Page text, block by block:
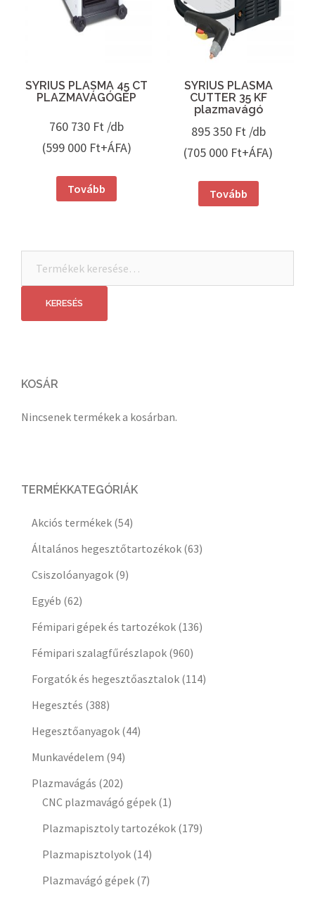
SYRIUS PLASMA 45 CT
PLAZMAVÁGÓGÉP
760 730 Ft /db
(599 000 Ft+ÁFA)
Tovább
SYRIUS PLASMA
CUTTER 35 KF
plazmavágó
895 350 Ft /db
(705 000 Ft+ÁFA)
Tovább
következőre:
KERESÉS
KOSÁR
Nincsenek termékek a kosárban.
TERMÉKKATEGÓRIÁK
Akciós termékek (54)
Általános hegesztőtartozékok (63)
Csiszolóanyagok (9)
Egyéb (62)
Fémipari gépek és tartozékok (136)
Fémipari szalagfűrészlapok (960)
Forgatók és hegesztőasztalok (114)
Hegesztés (388)
Hegesztőanyagok (44)
Munkavédelem (94)
Plazmavágás (202)
CNC plazmavágó gépek (1)
Plazmapisztoly tartozékok (179)
Plazmapisztolyok (14)
Plazmavágó gépek (7)